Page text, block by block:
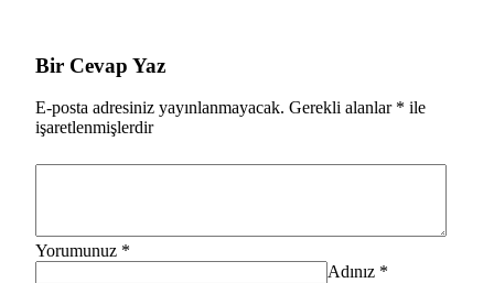
Bir Cevap Yaz
E-posta adresiniz yayınlanmayacak. Gerekli alanlar * ile
işaretlenmişlerdir
Yorumunuz *
Adınız *